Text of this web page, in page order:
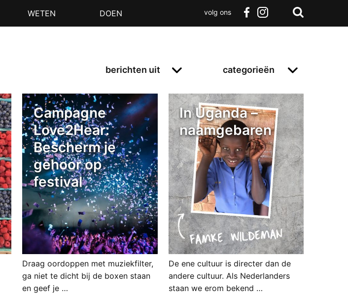
WETEN DOEN
volg ons
berichten uit categorieën
Campagne
Love2Hear:
Bescherm je
gehoor op
festival
Draag oordoppen met muziekfilter,
ga niet te dicht bij de boxen staan
en geef je …
In Uganda –
naamgebaren
De ene cultuur is directer dan de
andere cultuur. Als Nederlanders
staan we erom bekend …
Zoeken
Terug